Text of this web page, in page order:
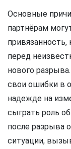
Основные
партнёрам
перед
нового
свои ошибки в
надежде на
сыграть роль
после разрыва
ситуации,